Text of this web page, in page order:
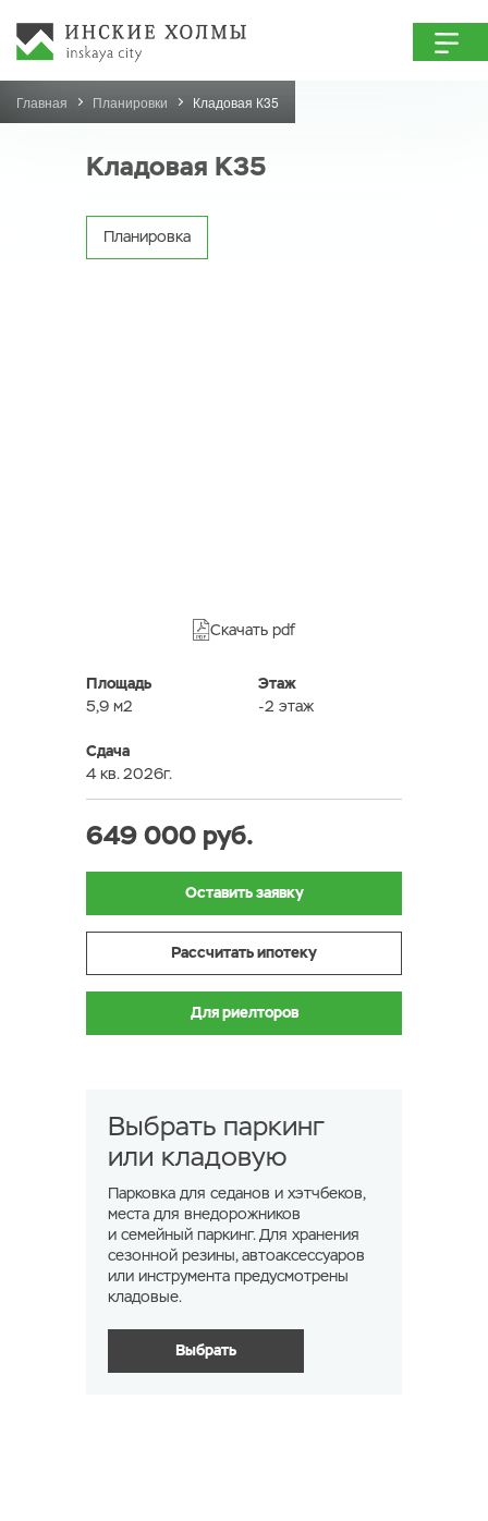
Главная Планировки Кладовая К35
Кладовая К35
Планировка
Скачать pdf
Площадь
5,9 м2
Этаж
-2 этаж
Сдача
4 кв. 2026г.
649 000 руб.
Оставить заявку
Рассчитать ипотеку
Для риелторов
Выбрать паркинг
или кладовую
Парковка для седанов и хэтчбеков,
места для внедорожников
и семейный паркинг. Для хранения
сезонной резины, автоаксессуаров
или инструмента предусмотрены
кладовые.
Выбрать